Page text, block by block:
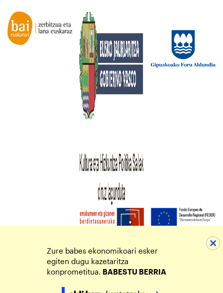
Zure babes ekonomikoari esker
egiten dugu kazetaritza
konprometitua. BABESTU BERRIA